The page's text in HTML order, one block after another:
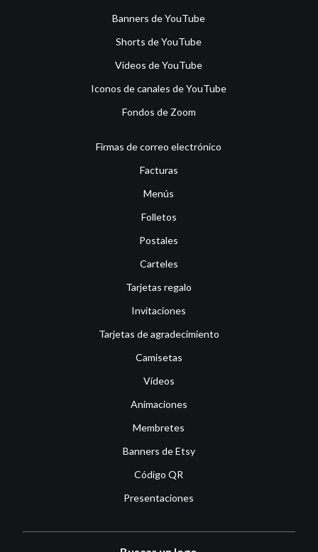
Banners de YouTube
Shorts de YouTube
Vídeos de YouTube
Iconos de canales de YouTube
Fondos de Zoom
Firmas de correo electrónico
Facturas
Menús
Folletos
Postales
Carteles
Tarjetas regalo
Invitaciones
Tarjetas de agradecimiento
Camisetas
Vídeos
Animaciones
Membretes
Banners de Etsy
Código QR
Presentaciones